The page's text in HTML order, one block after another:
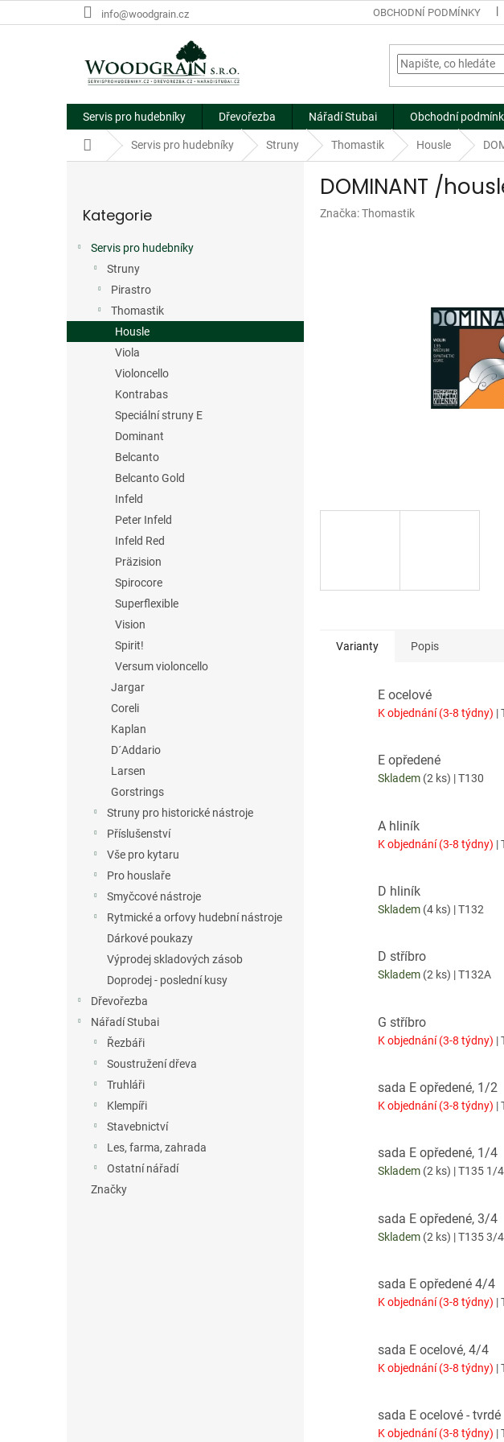
na
info@woodgrain.cz OBCHODNÍ PODMÍNKY
Servis pro hudebníky Dřevořezba Nářadí Stubai Obchodní
Domů Servis pro hudebníky Struny Thomastik Housle
a
kategorie
Kategorie
Servis pro hudebníky
Struny
Pirastro
Thomastik
Housle
Viola
Violoncello
Kontrabas
Speciální struny E
Dominant
Belcanto
Belcanto Gold
Infeld
Peter Infeld
Infeld Red
Präzision
Spirocore
Superflexible
Vision
Spirit!
Versum violoncello
Jargar
Coreli
Kaplan
D´Addario
Larsen
Gorstrings
Struny pro historické nástroje
Příslušenství
Vše pro kytaru
Pro houslaře
Smyčcové nástroje
Rytmické a orfovy hudební nástroje
Dárkové poukazy
Výprodej skladových zásob
Doprodej - poslední kusy
Dřevořezba
Nářadí Stubai
Řezbáři
Soustružení dřeva
Truhláři
Klempíři
Stavebnictví
Les, farma, zahrada
Ostatní nářadí
Značky
DOMINANT /
Značka:Thomastik
Varianty Popis
E ocelové
K objednání (3-8 týdny) |
E opředené
Skladem (2 ks) | T130
A hliník
K objednání (3-8 týdny) |
D hliník
Skladem (4 ks) | T132
D stříbro
Skladem (2 ks) | T132A
G stříbro
K objednání (3-8 týdny) |
sada E opředené, 1/2
K objednání (3-8 týdny) |
sada E opředené, 1/4
Skladem (2 ks) | T135 1/4
sada E opředené, 3/4
Skladem (2 ks) | T135 3/4
sada E opředené 4/4
K objednání (3-8 týdny) |
sada E ocelové, 4/4
K objednání (3-8 týdny) |
sada E ocelové - tvrdé
K objednání (3-8 týdny) |